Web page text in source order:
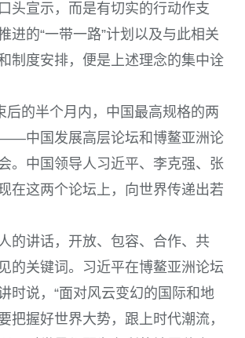
头宣示，而是有切实的行动作支
进的“一带一路”计划以及与此相关
制度安排，便是上述理念的集中诠
后的半个月内，中国最高规格的两
中国发展高层论坛和博鳌亚洲论
。中国领导人习近平、李克强、张
在这两个论坛上，向世界传递出若
的讲话，开放、包容、合作、共
的关键词。习近平在博鳌亚洲论坛
时说，“面对风云变幻的国际和地
把握好世界大势，跟上时代潮流，